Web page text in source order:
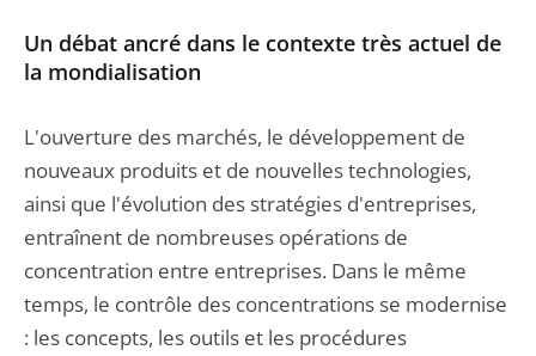
Un débat ancré dans le contexte très actuel de
la mondialisation
L'ouverture des marchés, le développement de
nouveaux produits et de nouvelles technologies,
ainsi que l'évolution des stratégies d'entreprises,
entraînent de nombreuses opérations de
concentration entre entreprises. Dans le même
temps, le contrôle des concentrations se modernise
: les concepts, les outils et les procédures